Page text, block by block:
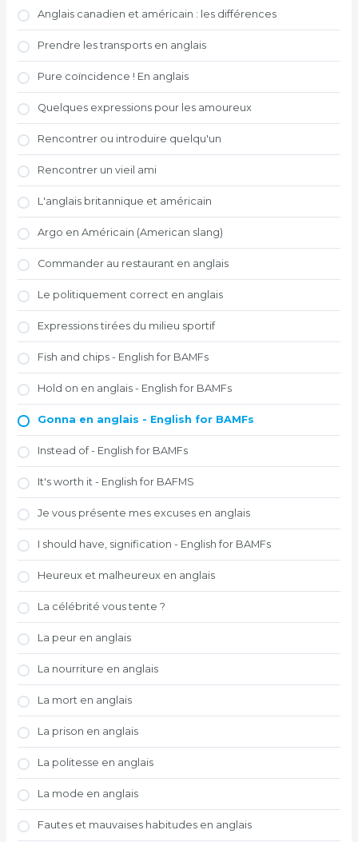
Anglais canadien et américain : les différences
Prendre les transports en anglais
Pure coïncidence ! En anglais
Quelques expressions pour les amoureux
Rencontrer ou introduire quelqu'un
Rencontrer un vieil ami
L'anglais britannique et américain
Argo en Américain (American slang)
Commander au restaurant en anglais
Le politiquement correct en anglais
Expressions tirées du milieu sportif
Fish and chips - English for BAMFs
Hold on en anglais - English for BAMFs
Gonna en anglais - English for BAMFs
Instead of - English for BAMFs
It's worth it - English for BAFMS
Je vous présente mes excuses en anglais
I should have, signification - English for BAMFs
Heureux et malheureux en anglais
La célébrité vous tente ?
La peur en anglais
La nourriture en anglais
La mort en anglais
La prison en anglais
La politesse en anglais
La mode en anglais
Fautes et mauvaises habitudes en anglais